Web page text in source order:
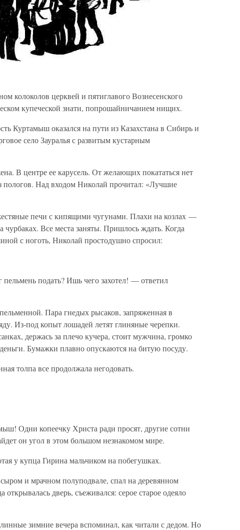
колоколов церквей и пятиглавого Вознесенского
купеческой знати, попрошайничанием нищих.
Куртамыш оказался на пути из Казахстана в Сибирь и
село Зауралья с развитым кустарным
В центре ее карусель. От желающих покататься нет
пологов. Над входом Николай прочитал: «Лучшие
печи с кипящими чугунами. Плахи на козлах —
чурбаках. Все места заняты. Пришлось ждать. Когда
с ноготь, Николай простодушно спросил:
подать? Ишь чего захотел! — ответил
Пара гнедых рысаков, запряженная в
Из-под копыт лошадей летят глиняные черепки.
держась за плечо кучера, стоит мужчина, громко
Бумажки плавно опускаются на битую посуду.
толпа все продолжала негодовать.
Одни копеечку Христа ради просят, другие сотни
он угол в этом большом незнакомом мире.
у купца Гирина мальчиком на побегушках.
и мрачном полуподвале, спал на деревянном
дверь, съеживался: серое старое одеяло
зимние вечера вспоминал, как читали с дедом. Но